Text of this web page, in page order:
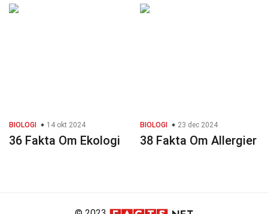
BIOLOGI 14 okt 2024
36 Fakta Om Ekologi
BIOLOGI 23 dec 2024
38 Fakta Om Allergier